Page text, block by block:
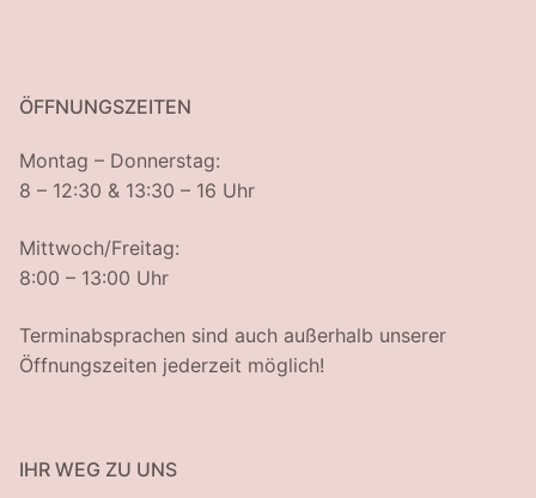
ÖFFNUNGSZEITEN
Montag – Donnerstag:
8 – 12:30 & 13:30 – 16 Uhr
Mittwoch/Freitag:
8:00 – 13:00 Uhr
Terminabsprachen sind auch außerhalb unserer
Öffnungszeiten jederzeit möglich!
IHR WEG ZU UNS